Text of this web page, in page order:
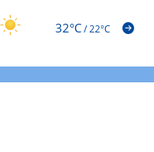
32°C/22°C